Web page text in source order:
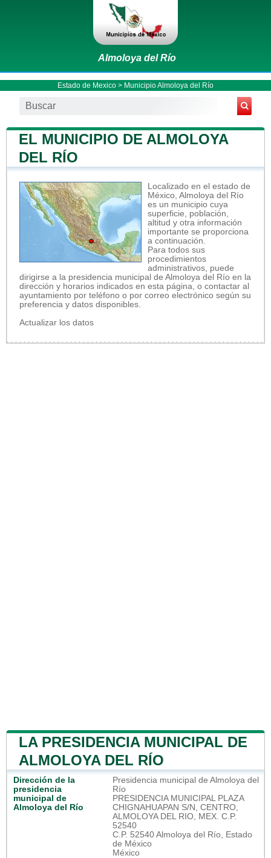
Almoloya del Río
Estado de Mexico > Municipio Almoloya del Río
EL MUNICIPIO DE ALMOLOYA
DEL RÍO
Localizado en el estado de
México, Almoloya del Río
es un municipio cuya
superficie, población,
altitud y otra información
importante se proporciona
a continuación.
Para todos sus
procedimientos
administrativos, puede
dirigirse a la presidencia municipal de Almoloya del Río en la
dirección y horarios indicados en esta página, o contactar al
ayuntamiento por teléfono o por correo electrónico según su
preferencia y datos disponibles.
Actualizar los datos
LA PRESIDENCIA MUNICIPAL DE
ALMOLOYA DEL RÍO
Dirección de la
presidencia
municipal de
Almoloya del Río
Presidencia municipal de Almoloya del
Río
PRESIDENCIA MUNICIPAL PLAZA
CHIGNAHUAPAN S/N, CENTRO,
ALMOLOYA DEL RIO, MEX. C.P.
52540
C.P. 52540 Almoloya del Río, Estado
de México
México